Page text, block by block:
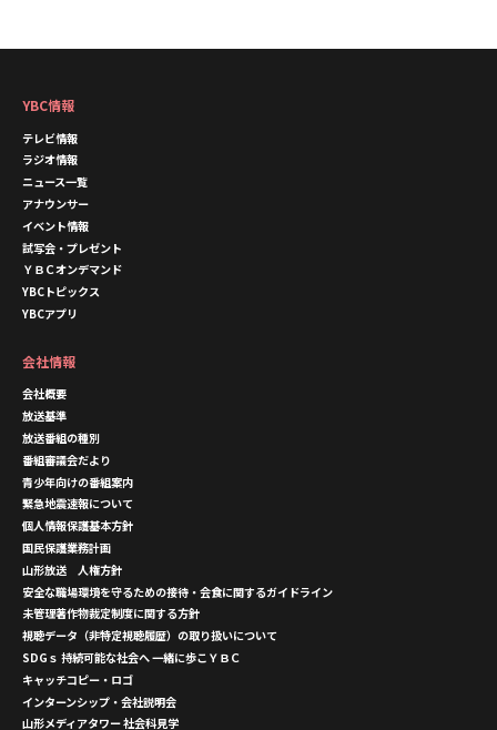
YBC情報
テレビ情報
ラジオ情報
ニュース一覧
アナウンサー
イベント情報
試写会・プレゼント
ＹＢＣオンデマンド
YBCトピックス
YBCアプリ
会社情報
会社概要
放送基準
放送番組の種別
番組審議会だより
青少年向けの番組案内
緊急地震速報について
個人情報保護基本方針
国民保護業務計画
山形放送 人権方針
安全な職場環境を守るための接待・会食に関するガイドライン
未管理著作物裁定制度に関する方針
視聴データ（非特定視聴履歴）の取り扱いについて
SDGｓ 持続可能な社会へ 一緒に歩こＹＢＣ
キャッチコピー・ロゴ
インターンシップ・会社説明会
山形メディアタワー 社会科見学